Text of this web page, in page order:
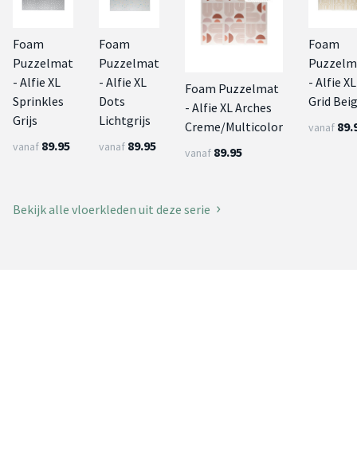
Foam
Puzzelmat
- Alfie XL
Sprinkles
Grijs
vanaf 89.95
Foam
Puzzelmat
- Alfie XL
Dots
Lichtgrijs
vanaf 89.95
Foam Puzzelmat
- Alfie XL Arches
Creme/Multicolor
vanaf 89.95
Foam
- Alfie XL
Grid
vanaf
Bekijk alle vloerkleden uit deze serie